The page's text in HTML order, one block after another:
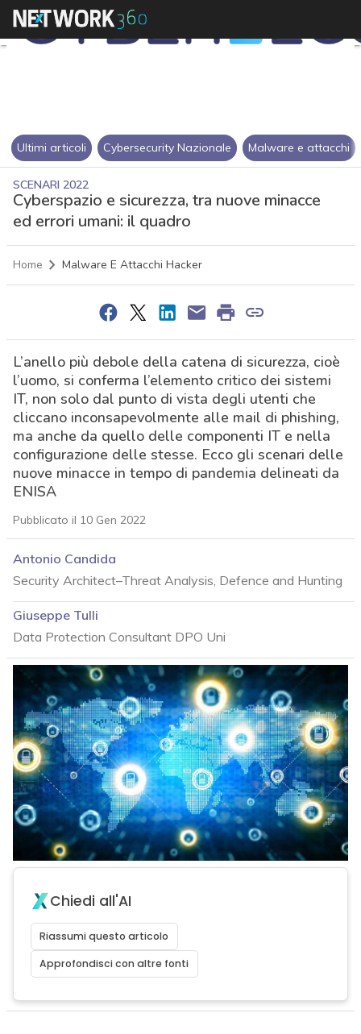
Ultimi articoli Cybersecurity Nazionale Malware e attacchi
SCENARI 2022
Cyberspazio e sicurezza, tra nuove minacce
ed errori umani: il quadro
Home Malware E Attacchi Hacker
L’anello più debole della catena di sicurezza, cioè
l’uomo, si conferma l’elemento critico dei sistemi
IT, non solo dal punto di vista degli utenti che
cliccano inconsapevolmente alle mail di phishing,
ma anche da quello delle componenti IT e nella
configurazione delle stesse. Ecco gli scenari delle
nuove minacce in tempo di pandemia delineati da
ENISA
Pubblicato il 10 Gen 2022
Antonio Candida
Security Architect–Threat Analysis, Defence and Hunting
Giuseppe Tulli
Data Protection Consultant DPO Uni
Chiedi all'AI
Riassumi questo articolo
Approfondisci con altre fonti